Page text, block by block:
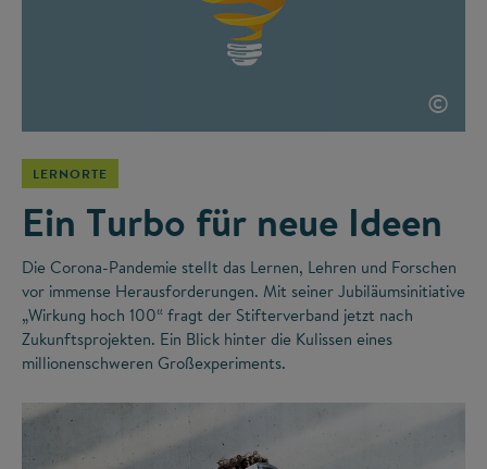
©
LERNORTE
Ein Turbo für neue Ideen
Die Corona-Pandemie stellt das Lernen, Lehren und Forschen
vor immense Herausforderungen. Mit seiner Jubiläumsinitiative
„Wirkung hoch 100“ fragt der Stifterverband jetzt nach
Zukunftsprojekten. Ein Blick hinter die Kulissen eines
millionenschweren Großexperiments.